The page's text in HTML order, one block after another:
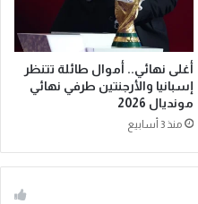
أغلى نهائي.. أموال طائلة تتنظر
إسبانيا والأرجنتين طرفي نهائي
مونديال 2026
منذ 3 أسابيع